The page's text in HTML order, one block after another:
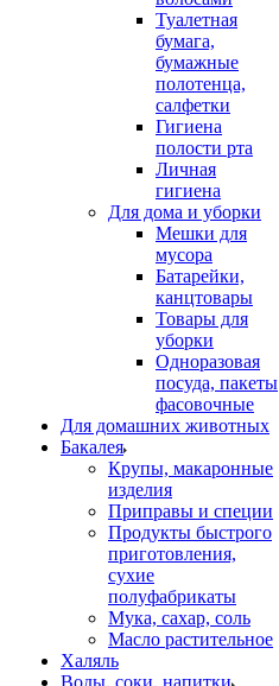
Туалетная
бумага,
бумажные
полотенца,
салфетки
Гигиена
полости рта
Личная
гигиена
Для дома и уборки
Мешки для
мусора
Батарейки,
канцтовары
Товары для
уборки
Одноразовая
посуда, пакеты
фасовочные
Для домашних животных
Бакалея
Крупы, макаронные
изделия
Приправы и специи
Продукты быстрого
приготовления,
сухие
полуфабрикаты
Мука, сахар, соль
Масло растительное
Халяль
Воды, соки, напитки